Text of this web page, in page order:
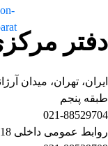
دفتر
طبقه پنجم
021-88529704
روابط عمومی داخلی 118